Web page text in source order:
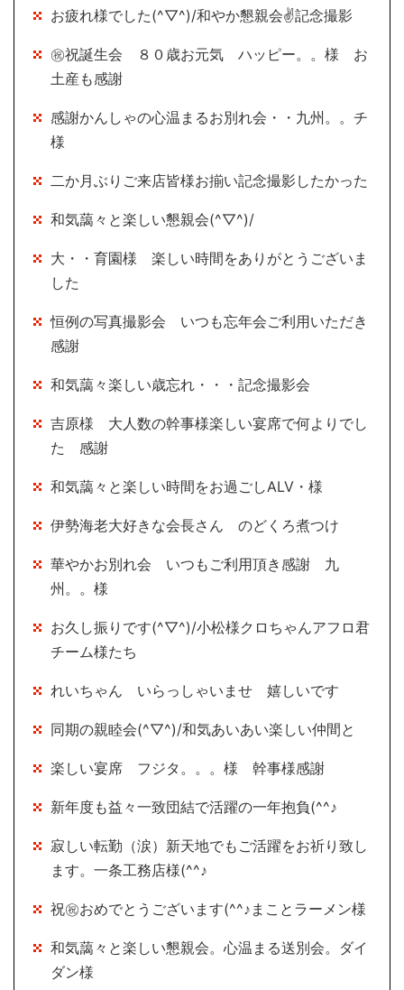
お疲れ様でした(^▽^)/和やか懇親会✌記念撮影
㊗祝誕生会 ８０歳お元気 ハッピー。。様 お
土産も感謝
感謝かんしゃの心温まるお別れ会・・九州。。チ
様
二か月ぶりご来店皆様お揃い記念撮影したかった
和気藹々と楽しい懇親会(^▽^)/
大・・育園様 楽しい時間をありがとうございま
した
恒例の写真撮影会 いつも忘年会ご利用いただき
感謝
和気藹々楽しい歳忘れ・・・記念撮影会
吉原様 大人数の幹事様楽しい宴席で何よりでし
た 感謝
和気藹々と楽しい時間をお過ごしALV・様
伊勢海老大好きな会長さん のどくろ煮つけ
華やかお別れ会 いつもご利用頂き感謝 九
州。。様
お久し振りです(^▽^)/小松様クロちゃんアフロ君
チーム様たち
れいちゃん いらっしゃいませ 嬉しいです
同期の親睦会(^▽^)/和気あいあい楽しい仲間と
楽しい宴席 フジタ。。。様 幹事様感謝
新年度も益々一致団結で活躍の一年抱負(^^♪
寂しい転勤（涙）新天地でもご活躍をお祈り致し
ます。一条工務店様(^^♪
祝㊗おめでとうございます(^^♪まことラーメン様
和気藹々と楽しい懇親会。心温まる送別会。ダイ
ダン様